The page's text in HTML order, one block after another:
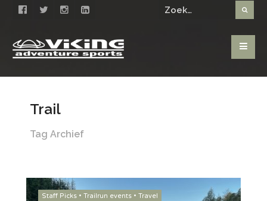
Trail
Tag Archief
Staff Picks • Trailrun events • Travel